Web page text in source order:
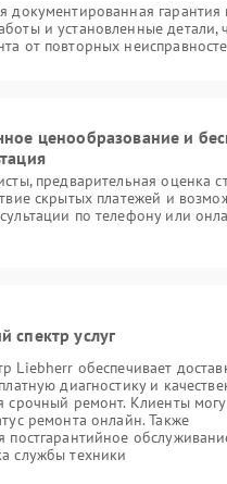
документированная гарантия
и установленные детали,
от повторных
ценообразование и
предварительная оценка
скрытых платежей и
по телефону или
спектр услуг
Liebherr обеспечивает
диагностику и
срочный ремонт. Клиенты
ремонта онлайн. Также
постгарантийное
службы техники